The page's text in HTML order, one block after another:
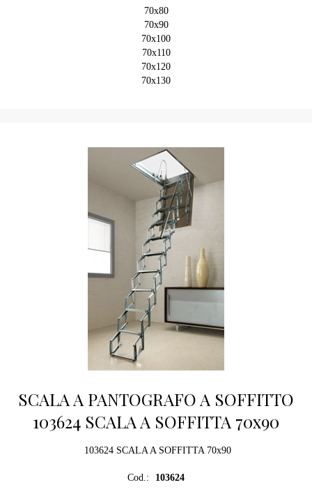
70x80
70x90
70x100
70x110
70x120
70x130
SCALA A PANTOGRAFO A SOFFITTO
103624 SCALA A SOFFITTA 70x90
103624 SCALA A SOFFITTA 70x90
Cod.: 103624